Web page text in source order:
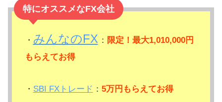
特にオススメなFX会社
・ みんなのFX ： 限定！最大1,010,000円
もらえてお得
・ SBI FXトレード ： 5万円もらえてお得